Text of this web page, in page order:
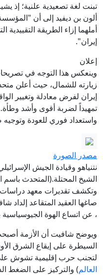
ألون بن ديفيد إلى أن
أملهما إزاء الطريقة التقييدية
إيران".
إعلان
وينعكس هذا التوجه في
زيارته للشمال، حيث أعلن
إيران لفرض معادلة وتغيير
تمهيداً لضربة أقوى وأشد
واستعداد فوري للعودة
مصدر الصورة
نتنياهو وقيادة الجيش
الشيخ المحتلة.(المتحدث باسم
وتكشف تقديرات معهد دراسات
صاغها العقيد المتقاعد
، عن اتساع الهوة
ويوضح شافيت أن الأزمة
السيطرة على إيقاع الشرق
لتجنب حرب إقليمية تشوش
العالم) والتركيز على الضغط